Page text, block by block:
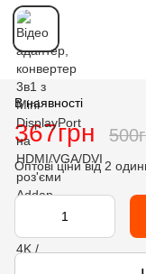
В наявності
367грн
Оптові цінивід 2